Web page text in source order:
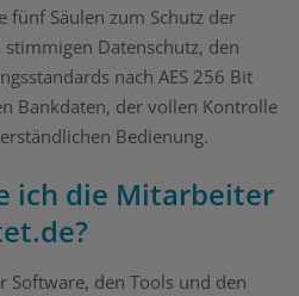
fünf Säulen zum Schutz der
Datenschutz, den
nach AES 256 Bit
Bankdaten, der vollen Kontrolle
Bedienung.
ich die Mitarbeiter
Software, den Tools und den